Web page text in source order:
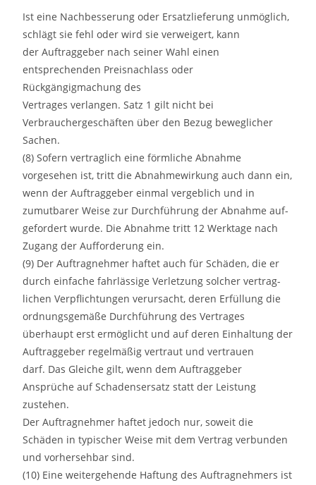
Ist eine Nachbesserung oder Ersatzlieferung unmöglich,
schlägt sie fehl oder wird sie verweigert, kann
der Auftraggeber nach seiner Wahl einen
entsprechenden Preisnachlass oder
Rückgängigmachung des
Vertrages verlangen. Satz 1 gilt nicht bei
Verbrauchergeschäften über den Bezug beweglicher
Sachen.
(8) Sofern vertraglich eine förmliche Abnahme
vorgesehen ist, tritt die Abnahmewirkung auch dann ein,
wenn der Auftraggeber einmal vergeblich und in
zumutbarer Weise zur Durchführung der Abnahme auf-
gefordert wurde. Die Abnahme tritt 12 Werktage nach
Zugang der Aufforderung ein.
(9) Der Auftragnehmer haftet auch für Schäden, die er
durch einfache fahrlässige Verletzung solcher vertrag-
lichen Verpflichtungen verursacht, deren Erfüllung die
ordnungsgemäße Durchführung des Vertrages
überhaupt erst ermöglicht und auf deren Einhaltung der
Auftraggeber regelmäßig vertraut und vertrauen
darf. Das Gleiche gilt, wenn dem Auftraggeber
Ansprüche auf Schadensersatz statt der Leistung
zustehen.
Der Auftragnehmer haftet jedoch nur, soweit die
Schäden in typischer Weise mit dem Vertrag verbunden
und vorhersehbar sind.
(10) Eine weitergehende Haftung des Auftragnehmers ist